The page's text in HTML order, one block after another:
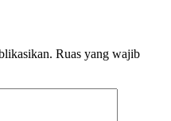
Ruas yang wajib